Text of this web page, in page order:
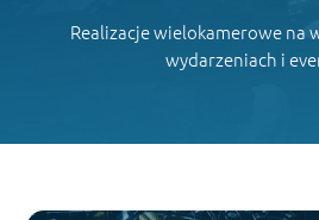
Realizacje wielokamerowe na
wydarzeniach i